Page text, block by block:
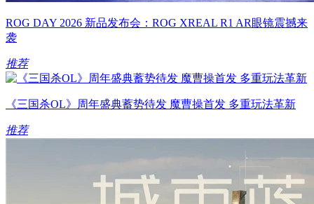
ROG DAY 2026 新品发布会：ROG XREAL R1 AR眼镜震撼来
袭
推荐
《三国杀OL》周年盛典蓄势待发 魔曹操首发 多重玩法革新
推荐